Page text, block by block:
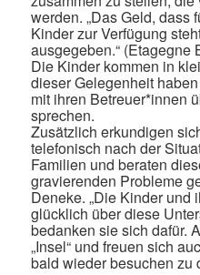
werden. „Das Geld, dass
Kinder zur Verfügung
ausgegeben.“ (Etagegne
Die Kinder kommen in
dieser Gelegenheit
mit ihren Betreuer*innen
sprechen.
Zusätzlich erkundigen
telefonisch nach der
Familien und beraten
gravierenden Probleme
Deneke. „Die Kinder und
glücklich über diese
bedanken sie sich dafür.
„Insel“ und freuen sich
bald wieder besuchen zu